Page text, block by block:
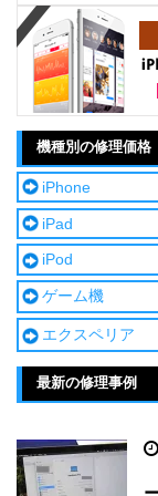
機種別の修理価格
iPhone
iPad
iPod
ゲーム機
エクスペリア
最新の修理事例